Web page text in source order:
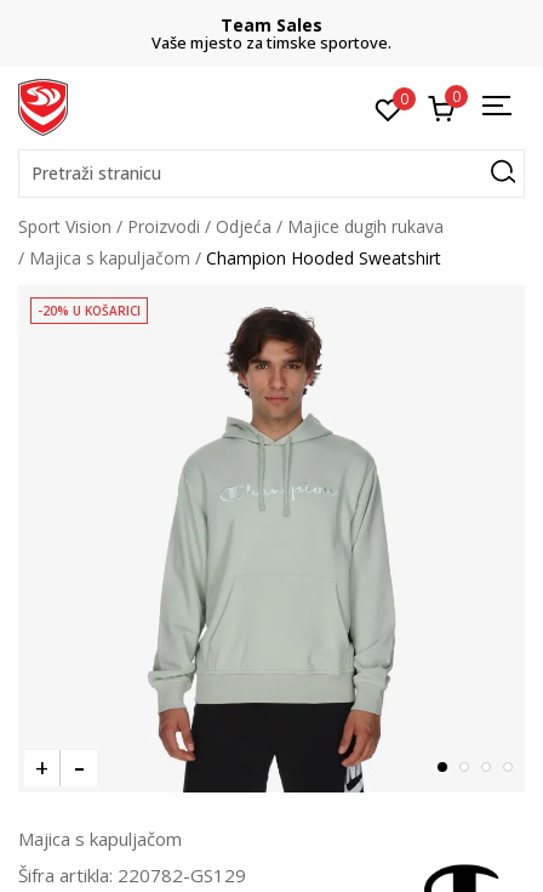
Team Sales
Vaše mjesto za timske sportove.
0 0
Pretraži stranicu
Sport Vision Proizvodi Odjeća
Majice dugih rukava
Majica s kapuljačom
Champion Hooded Sweatshirt
-20% U KOŠARICI
Majica s kapuljačom
Šifra artikla: 220782-GS129